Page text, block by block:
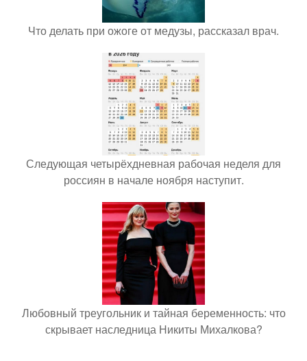
Что делать при ожоге от медузы, рассказал врач.
Следующая четырёхдневная рабочая неделя для
россиян в начале ноября наступит.
Любовный треугольник и тайная беременность: что
скрывает наследница Никиты Михалкова?